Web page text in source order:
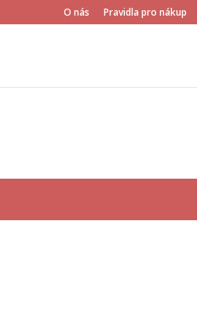
O nás Pravidla pro nákup